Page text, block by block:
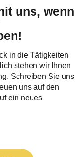
uns, wenn
in die Tätigkeiten
stehen wir Ihnen
Schreiben Sie uns
uns auf den
ein neues